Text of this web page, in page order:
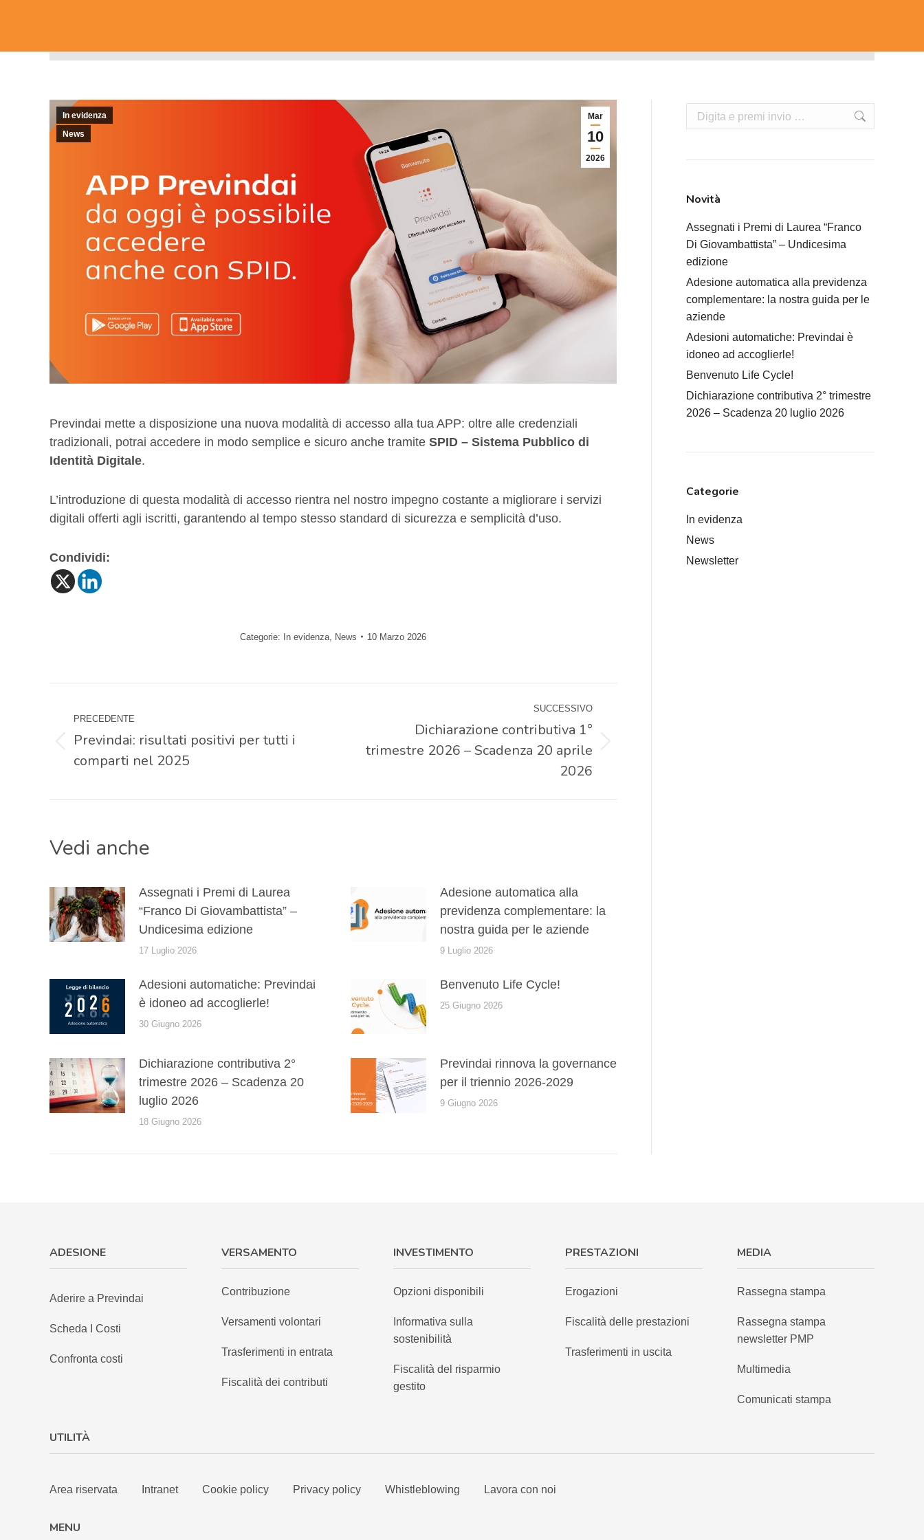
Mar
10
2026
In evidenza
News
Previndai mette a disposizione una nuova modalità di accesso alla tua APP: oltre alle credenziali
tradizionali, potrai accedere in modo semplice e sicuro anche tramite SPID – Sistema Pubblico di
Identità Digitale.
L’introduzione di questa modalità di accesso rientra nel nostro impegno costante a migliorare i servizi
digitali offerti agli iscritti, garantendo al tempo stesso standard di sicurezza e semplicità d’uso.
Condividi:
Categorie: In evidenza News 10 Marzo 2026
tra
post
PRECEDENTE
precedente:
Previndai: risultati positivi per tutti i
comparti nel 2025
SUCCESSIVO
Prossimo
Dichiarazione contributiva 1°
trimestre 2026 – Scadenza 20 aprile
2026
Vedi anche
Assegnati i Premi di Laurea
“Franco Di Giovambattista” –
Undicesima edizione
17 Luglio 2026
Adesione automatica alla
previdenza complementare: la
nostra guida per le aziende
9 Luglio 2026
Adesioni automatiche: Previndai
è idoneo ad accoglierle!
30 Giugno 2026
Benvenuto Life Cycle!
25 Giugno 2026
Dichiarazione contributiva 2°
trimestre 2026 – Scadenza 20
luglio 2026
18 Giugno 2026
Previndai rinnova la governance
per il triennio 2026-2029
9 Giugno 2026
Cerca:
Novità
Assegnati i Premi di Laurea “Franco
Di Giovambattista” – Undicesima
edizione
Adesione automatica alla previdenza
complementare: la nostra guida per le
aziende
Adesioni automatiche: Previndai è
idoneo ad accoglierle!
Benvenuto Life Cycle!
Dichiarazione contributiva 2° trimestre
2026 – Scadenza 20 luglio 2026
Categorie
In evidenza
News
Newsletter
ADESIONE
Aderire a Previndai
Scheda I Costi
Confronta costi
VERSAMENTO
Contribuzione
Versamenti volontari
Trasferimenti in entrata
Fiscalità dei contributi
INVESTIMENTO
Opzioni disponibili
Informativa sulla
sostenibilità
Fiscalità del risparmio
gestito
PRESTAZIONI
Erogazioni
Fiscalità delle prestazioni
Trasferimenti in uscita
MEDIA
Rassegna stampa
Rassegna stampa
newsletter PMP
Multimedia
Comunicati stampa
UTILITÀ
Area riservata Intranet Cookie policy Privacy policy Whistleblowing Lavora con noi
MENU